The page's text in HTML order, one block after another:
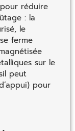
réduire
: la
le
ferme
sur le
peut
pour